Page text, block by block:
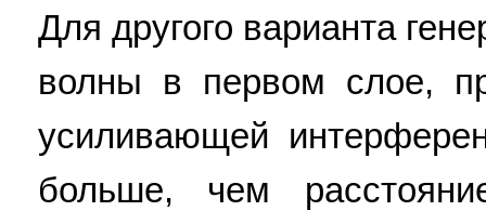
Для другого варианта
волны в первом слое,
усиливающей
больше, чем